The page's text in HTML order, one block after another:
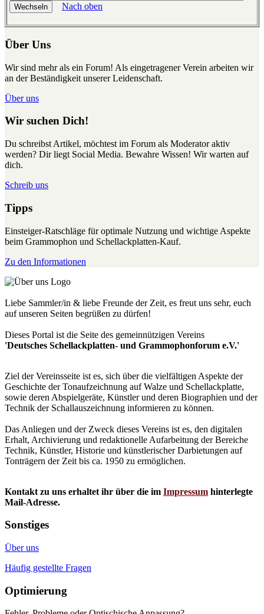
Nach oben
Über Uns
Wir sind mehr als ein Forum! Als eingetragener Verein arbeiten wir
an der Beständigkeit unserer Leidenschaft.
Über uns
Wir suchen Dich!
Du schreibst Artikel, möchtest im Forum als Moderator aktiv
werden? Dir liegt Social Media. Bewahre Wissen! Wir warten auf
dich.
Schreib uns
Tipps
Einsteiger-Ratschläge für optimale Nutzung und wichtige Aspekte
beim Grammophon und Schellackplatten-Kauf.
Zu den Informationen
Liebe Sammler/in & liebe Freunde der Zeit, es freut uns sehr, euch
auf unseren Seiten begrüßen zu dürfen!
Dieses Portal ist die Seite des gemeinnützigen Vereins
'Deutsches Schellackplatten- und Grammophonforum e.V.'
Ziel der Vereinsseite ist es, sich über die vielfältigen Aspekte der
Geschichte der Tonaufzeichnung auf Walze und Schellackplatte,
sowie deren Abspielgeräte, Künstler und deren Biographien und der
Technik der Schallauszeichnung informieren zu können.
Das Anliegen und der Zweck dieses Vereins ist es, den digitalen
Erhalt, Archivierung und redaktionelle Aufarbeitung der Bereiche
Technik, Künstler, Historie und künstlerischer Darbietungen auf
Tonträgern der Zeit bis ca. 1950 zu ermöglichen.
Kontakt zu uns erhaltet ihr über die im Impressum hinterlegte
Mail-Adresse.
Sonstiges
Über uns
Häufig gestellte Fragen
Optimierung